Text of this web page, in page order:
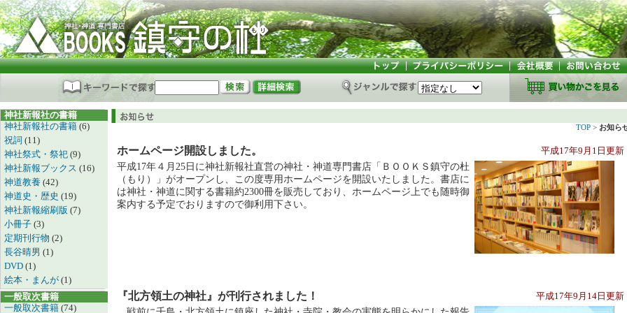
神社新報社の書籍
神社新報社の書籍 (6)
祝詞 (11)
神社祭式・祭祀 (9)
神社新報ブックス (16)
神道教養 (42)
神道史・歴史 (19)
神社新報縮刷版 (7)
小冊子 (3)
定期刊行物 (2)
長谷晴男 (1)
DVD (1)
絵本・まんが (1)
一般取次書籍
一般取次書籍 (74)
TOP > お知ら
ホームページ開設しました。
平成17年9月1日更新
平成17年４月25日に神社新報社直営の神社・神道専門書店「ＢＯＯＫＳ鎮守の杜
（もり）」がオープンし、この度専用ホームページを開設いたしました。書店に
は神社・神道に関する書籍約2300冊を販売しており、ホームページ上でも随時御
案内する予定でおりますので御利用下さい。
『北方領土の神社』が刊行されました！
平成17年9月14日更新